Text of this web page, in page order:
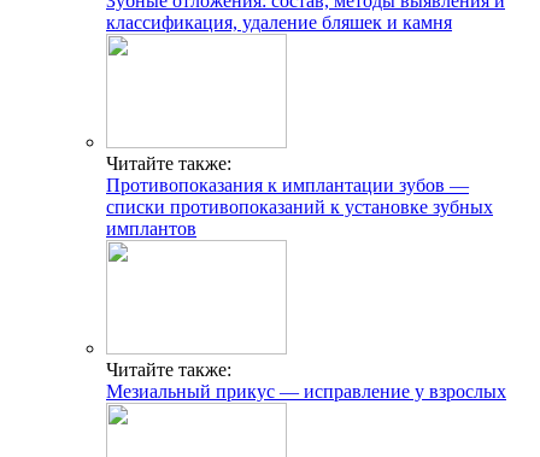
классификация, удаление бляшек и камня
Читайте также:
Противопоказания к имплантации зубов —
списки противопоказаний к установке зубных
имплантов
Читайте также:
Мезиальный прикус — исправление у взрослых